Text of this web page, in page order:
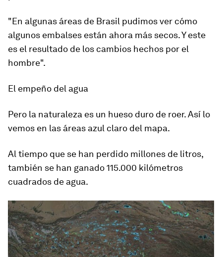
"En algunas áreas de Brasil pudimos ver cómo
algunos embalses están ahora más secos. Y este
es el resultado de los cambios hechos por el
hombre".
El empeño del agua
Pero la naturaleza es un hueso duro de roer. Así lo
vemos en las áreas azul claro del mapa.
Al tiempo que se han perdido millones de litros,
también se han ganado 115.000 kilómetros
cuadrados de agua.